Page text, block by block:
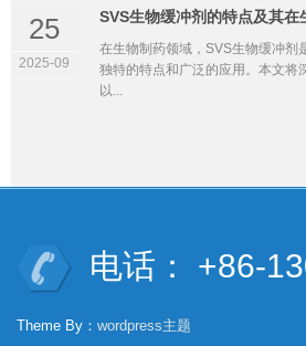
25
2025-09
SVS生物缓冲剂的特点及其在
在生物制药领域，SVS生物缓冲剂
独特的特点和广泛的应用。本文将
以...
电话： +86-
Theme By： wordpress主题